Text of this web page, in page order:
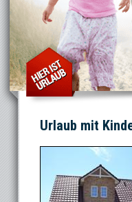
Urlaub mit